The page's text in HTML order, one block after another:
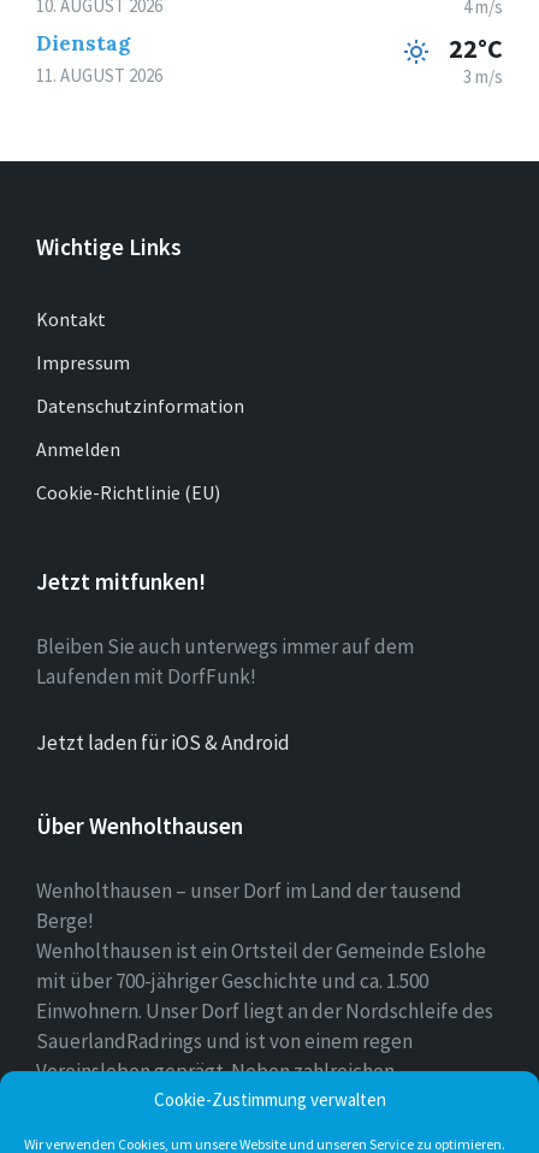
Cookie-Zustimmung verwalten
Wir verwenden Cookies, um unsere Website und unseren Service zu optimieren.
10. AUGUST 2026 4 m/s
Dienstag
11. AUGUST 2026
22°C
3 m/s
Wichtige Links
Kontakt
Impressum
Datenschutzinformation
Anmelden
Cookie-Richtlinie (EU)
Jetzt mitfunken!
Bleiben Sie auch unterwegs immer auf dem
Laufenden mit DorfFunk!
Jetzt laden für iOS & Android
Über Wenholthausen
Wenholthausen – unser Dorf im Land der tausend
Berge!
Wenholthausen ist ein Ortsteil der Gemeinde Eslohe
mit über 700-jähriger Geschichte und ca. 1.500
Einwohnern. Unser Dorf liegt an der Nordschleife des
SauerlandRadrings und ist von einem regen
Vereinsleben geprägt. Neben zahlreichen
Freizeitmöglichkeiten ist unser Ort für sein